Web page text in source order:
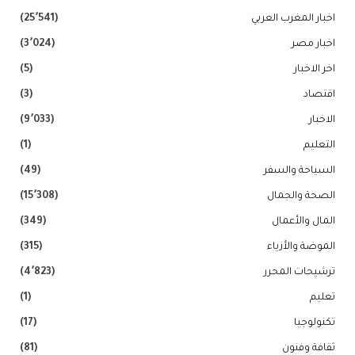
اخبار المغرب العربي (25٬541)
اخبار مصر (3٬024)
اخر الاخبار (5)
اقتصاد (3)
الاخبار (9٬033)
التعليم (1)
السياحة والسفر (49)
الصحة والجمال (15٬308)
المال والأعمال (349)
الموضة والأزياء (315)
ترشيحات المحرر (4٬823)
تعليم (1)
تكنولوجيا (17)
ثقافة وفنون (81)